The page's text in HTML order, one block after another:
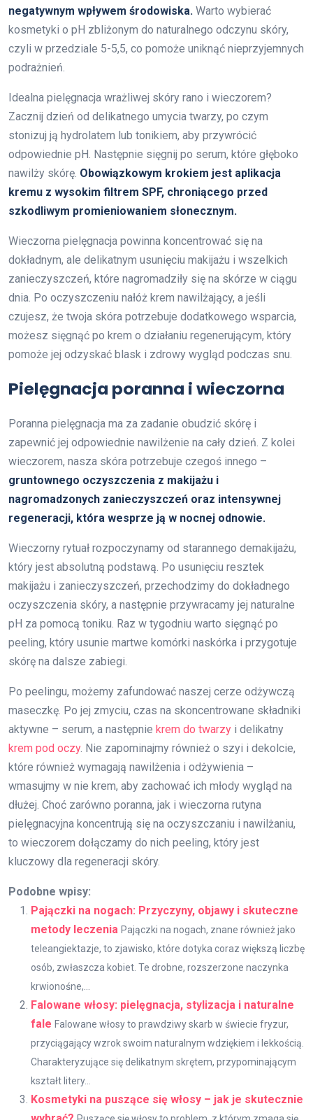
negatywnym wpływem środowiska. Warto wybierać
kosmetyki o pH zbliżonym do naturalnego odczynu skóry,
czyli w przedziale 5-5,5, co pomoże uniknąć nieprzyjemnych
podrażnień.
Idealna pielęgnacja wrażliwej skóry rano i wieczorem?
Zacznij dzień od delikatnego umycia twarzy, po czym
stonizuj ją hydrolatem lub tonikiem, aby przywrócić
odpowiednie pH. Następnie sięgnij po serum, które głęboko
nawilży skórę. Obowiązkowym krokiem jest aplikacja
kremu z wysokim filtrem SPF, chroniącego przed
szkodliwym promieniowaniem słonecznym.
Wieczorna pielęgnacja powinna koncentrować się na
dokładnym, ale delikatnym usunięciu makijażu i wszelkich
zanieczyszczeń, które nagromadziły się na skórze w ciągu
dnia. Po oczyszczeniu nałóż krem nawilżający, a jeśli
czujesz, że twoja skóra potrzebuje dodatkowego wsparcia,
możesz sięgnąć po krem o działaniu regenerującym, który
pomoże jej odzyskać blask i zdrowy wygląd podczas snu.
Pielęgnacja poranna i wieczorna
Poranna pielęgnacja ma za zadanie obudzić skórę i
zapewnić jej odpowiednie nawilżenie na cały dzień. Z kolei
wieczorem, nasza skóra potrzebuje czegoś innego –
gruntownego oczyszczenia z makijażu i
nagromadzonych zanieczyszczeń oraz intensywnej
regeneracji, która wesprze ją w nocnej odnowie.
Wieczorny rytuał rozpoczynamy od starannego demakijażu,
który jest absolutną podstawą. Po usunięciu resztek
makijażu i zanieczyszczeń, przechodzimy do dokładnego
oczyszczenia skóry, a następnie przywracamy jej naturalne
pH za pomocą toniku. Raz w tygodniu warto sięgnąć po
peeling, który usunie martwe komórki naskórka i przygotuje
skórę na dalsze zabiegi.
Po peelingu, możemy zafundować naszej cerze odżywczą
maseczkę. Po jej zmyciu, czas na skoncentrowane składniki
aktywne – serum, a następnie krem do twarzy i delikatny
krem pod oczy. Nie zapominajmy również o szyi i dekolcie,
które również wymagają nawilżenia i odżywienia –
wmasujmy w nie krem, aby zachować ich młody wygląd na
dłużej. Choć zarówno poranna, jak i wieczorna rutyna
pielęgnacyjna koncentrują się na oczyszczaniu i nawilżaniu,
to wieczorem dołączamy do nich peeling, który jest
kluczowy dla regeneracji skóry.
Podobne wpisy:
Pajączki na nogach: Przyczyny, objawy i skuteczne
metody leczenia Pajączki na nogach, znane również jako
teleangiektazje, to zjawisko, które dotyka coraz większą liczbę
osób, zwłaszcza kobiet. Te drobne, rozszerzone naczynka
krwionośne,...
Falowane włosy: pielęgnacja, stylizacja i naturalne
fale Falowane włosy to prawdziwy skarb w świecie fryzur,
przyciągający wzrok swoim naturalnym wdziękiem i lekkością.
Charakteryzujące się delikatnym skrętem, przypominającym
kształt litery...
Kosmetyki na puszące się włosy – jak je skutecznie